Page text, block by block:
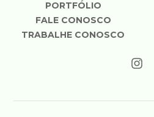
PORTFÓLIO
FALE CONOSCO
TRABALHE CONOSCO